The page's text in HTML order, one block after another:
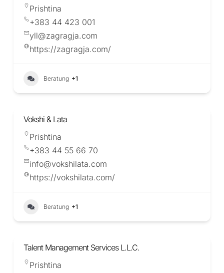
Prishtina
+383 44 423 001
yll@zagragja.com
https://zagragja.com/
Beratung +1
Vokshi & Lata
Prishtina
+383 44 55 66 70
info@vokshilata.com
https://vokshilata.com/
Beratung +1
Talent Management Services L.L.C.
Prishtina